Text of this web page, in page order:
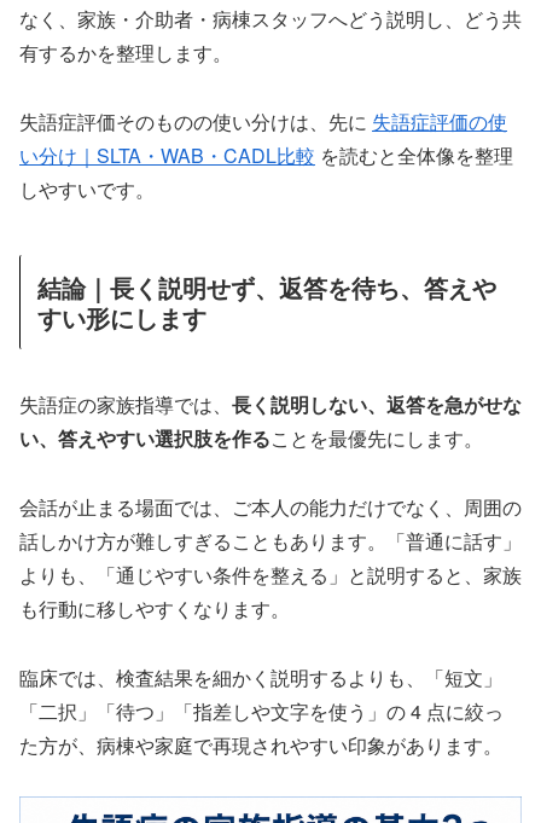
なく、家族・介助者・病棟スタッフへどう説明し、どう共
有するかを整理します。
失語症評価そのものの使い分けは、先に 失語症評価の使
い分け｜SLTA・WAB・CADL比較 を読むと全体像を整理
しやすいです。
結論｜長く説明せず、返答を待ち、答えや
すい形にします
失語症の家族指導では、 長く説明しない、返答を急がせな
い、答えやすい選択肢を作ることを最優先にします。
会話が止まる場面では、ご本人の能力だけでなく、周囲の
話しかけ方が難しすぎることもあります。「普通に話す」
よりも、「通じやすい条件を整える」と説明すると、家族
も行動に移しやすくなります。
臨床では、検査結果を細かく説明するよりも、「短文」
「二択」「待つ」「指差しや文字を使う」の 4 点に絞っ
た方が、病棟や家庭で再現されやすい印象があります。